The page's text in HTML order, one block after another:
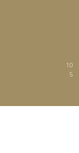
10
5